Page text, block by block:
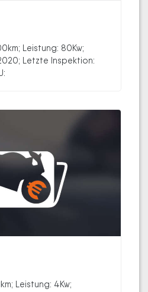
Leistung: 80Kw;
Letzte Inspektion:
Leistung: 4Kw;